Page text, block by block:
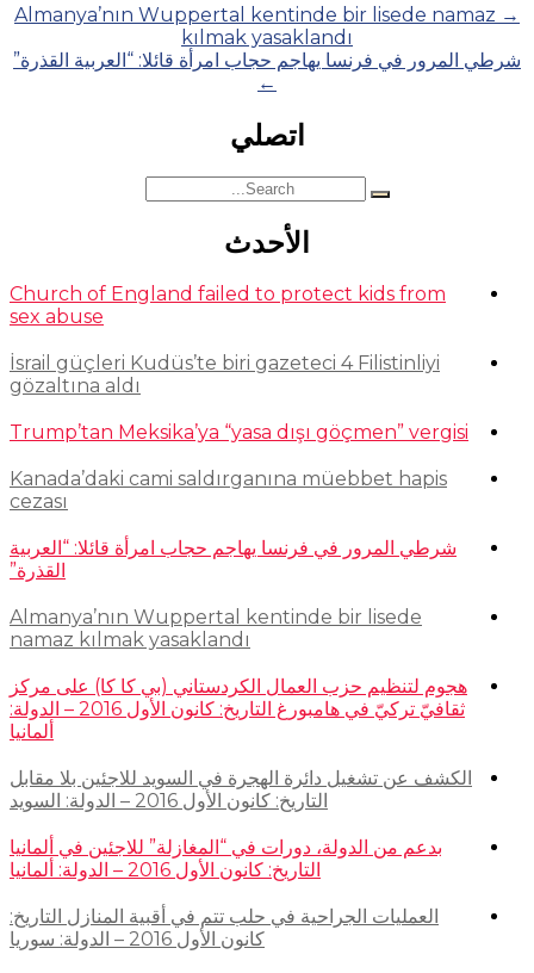
Posts
navigation
→
Almanya’nın Wuppertal kentinde bir lisede namaz
kılmak yasaklandı
شرطي المرور في فرنسا يهاجم حجاب امرأة قائلا: “العربية القذرة”
←
اتصلي
Search
for:
الأحدث
Church of England failed to protect kids from
sex abuse
İsrail güçleri Kudüs’te biri gazeteci 4 Filistinliyi
gözaltına aldı
Trump’tan Meksika’ya “yasa dışı göçmen” vergisi
Kanada’daki cami saldırganına müebbet hapis
cezası
شرطي المرور في فرنسا يهاجم حجاب امرأة قائلا: “العربية
القذرة”
Almanya’nın Wuppertal kentinde bir lisede
namaz kılmak yasaklandı
هجوم لتنظيم حزب العمال الكردستاني (بي كا كا) على مركز
ثقافيّ تركيّ في هامبورغ التاريخ: كانون الأول 2016 – الدولة:
ألمانيا
الكشف عن تشغيل دائرة الهجرة في السويد للاجئين بلا مقابل
التاريخ: كانون الأول 2016 – الدولة: السويد
بدعم من الدولة، دورات في “المغازلة” للاجئين في ألمانيا
التاريخ: كانون الأول 2016 – الدولة: ألمانيا
العمليات الجراحية في حلب تتم في أقبية المنازل التاريخ:
كانون الأول 2016 – الدولة: سوريا